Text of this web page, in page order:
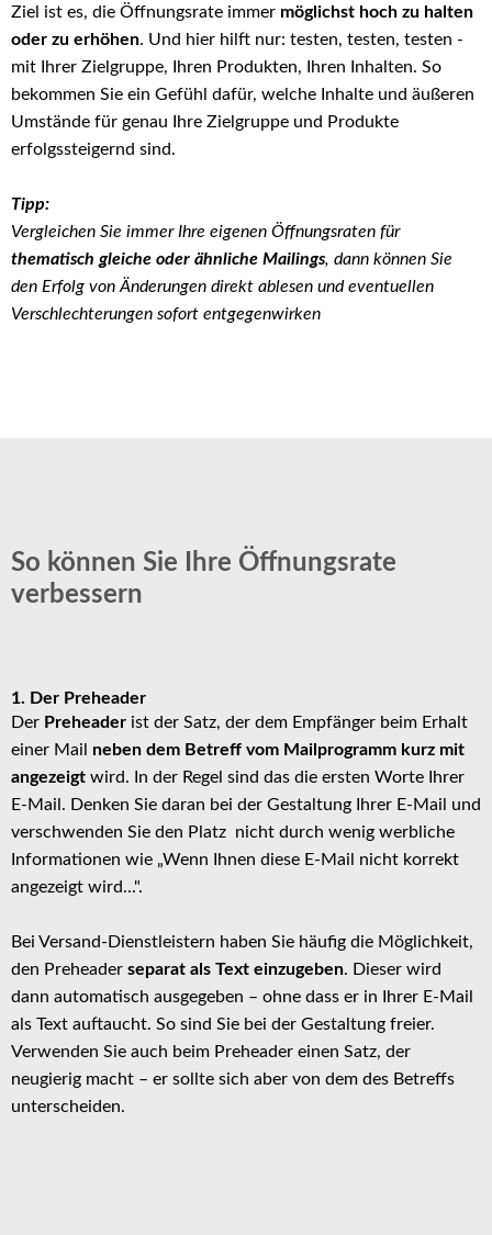
Ziel ist es, die Öffnungsrate immer möglichst hoch zu halten
oder zu erhöhen. Und hier hilft nur: testen, testen, testen -
mit Ihrer Zielgruppe, Ihren Produkten, Ihren Inhalten. So
bekommen Sie ein Gefühl dafür, welche Inhalte und äußeren
Umstände für genau Ihre Zielgruppe und Produkte
erfolgssteigernd sind.
Tipp:
Vergleichen Sie immer Ihre eigenen Öffnungsraten für
thematisch gleiche oder ähnliche Mailings, dann können Sie
den Erfolg von Änderungen direkt ablesen und eventuellen
Verschlechterungen sofort entgegenwirken
So können Sie Ihre Öffnungsrate
verbessern
1. Der Preheader
Der Preheader ist der Satz, der dem Empfänger beim Erhalt
einer Mail neben dem Betreff vom Mailprogramm kurz mit
angezeigt wird. In der Regel sind das die ersten Worte Ihrer
E-Mail. Denken Sie daran bei der Gestaltung Ihrer E-Mail und
verschwenden Sie den Platz nicht durch wenig werbliche
Informationen wie „Wenn Ihnen diese E-Mail nicht korrekt
angezeigt wird...".
Bei Versand-Dienstleistern haben Sie häufig die Möglichkeit,
den Preheader separat als Text einzugeben. Dieser wird
dann automatisch ausgegeben – ohne dass er in Ihrer E-Mail
als Text auftaucht. So sind Sie bei der Gestaltung freier.
Verwenden Sie auch beim Preheader einen Satz, der
neugierig macht – er sollte sich aber von dem des Betreffs
unterscheiden.